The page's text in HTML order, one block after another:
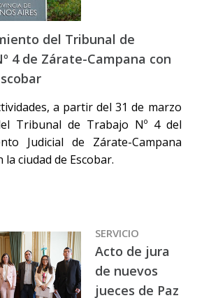
del Tribunal de
4 de Zárate-Campana con
a partir del 31 de marzo
Tribunal de Trabajo Nº 4 del
Judicial de Zárate-Campana
la ciudad de Escobar.
SERVICIO
Acto de jura
de nuevos
jueces de Paz